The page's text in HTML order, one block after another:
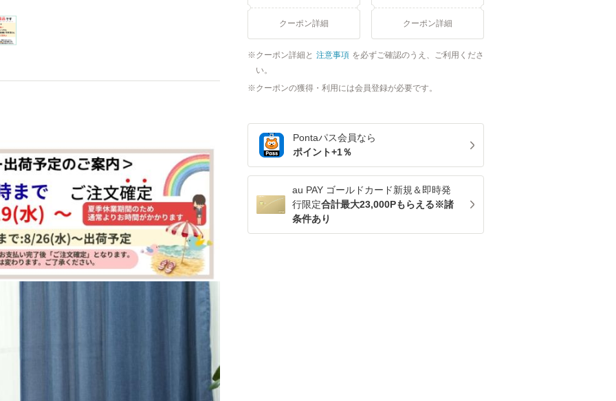
クーポン詳細 クーポン詳細
クーポン詳細と 注意事項 を必ずご確認のうえ、ご利用くださ
い。
クーポンの獲得・利用には会員登録が必要です。
Pontaパス会員なら
ポイント+1％
au PAY ゴールドカード新規＆即時発
行限定合計最大23,000Pもらえる※諸
条件あり